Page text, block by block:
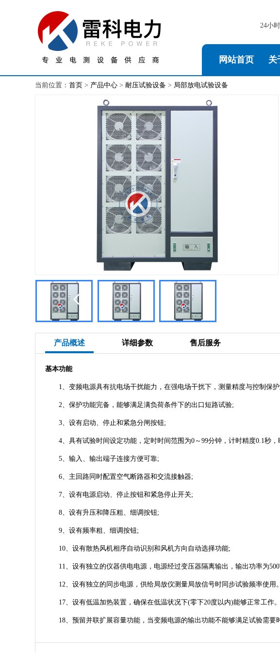
24小
网站首页 关
当前位置： 首页 > 产品中心 > 耐压试验设备 > 局部放电试验设备
产品概述 详细参数 售后服务
基本功能
1、变频电源具有抗电场干扰能力，在强电场干扰下，测量精度与控制保
2、保护功能完备，能够满足满负荷条件下的出口短路试验;
3、设有启动、停止和紧急分闸按钮;
4、具有试验时间设定功能，定时时间范围为0～99分钟，计时精度0.1秒，
5、输入、输出端子连接方便可靠;
6、主回路同时配置空气断路器和交流接触器;
7、设有电源启动、停止按钮和紧急停止开关;
8、设有升压和降压粗、细调按钮;
9、设有频率粗、细调按钮;
10、设有散热风机相序自动识别和风机方向自动选择功能;
11、设有独立的仪器供电电源，电源经过变压器隔离输出，输出功率为
12、设有独立的同步电源，供给局放仪测量局放信号时同步试验频率使用。
17、设有低温加热装置，确保在低温状况下(零下20度以内)能够正常工作。
18、预留并联扩展容量功能，当变频电源的输出功能不能够满足试验需要